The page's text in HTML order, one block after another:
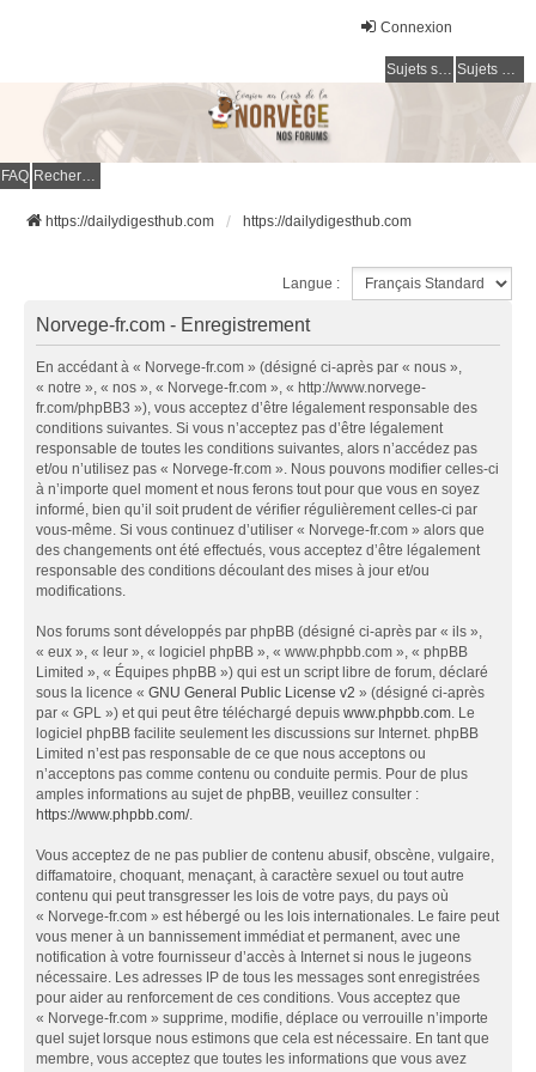
Connexion
Sujets sans réponse Sujets actifs
FAQ Rechercher
https://dailydigesthub.com https://dailydigesthub.com
Langue :
Norvege-fr.com - Enregistrement
En accédant à « Norvege-fr.com » (désigné ci-après par « nous »,
« notre », « nos », « Norvege-fr.com », « http://www.norvege-
fr.com/phpBB3 »), vous acceptez d’être légalement responsable des
conditions suivantes. Si vous n’acceptez pas d’être légalement
responsable de toutes les conditions suivantes, alors n’accédez pas
et/ou n’utilisez pas « Norvege-fr.com ». Nous pouvons modifier celles-ci
à n’importe quel moment et nous ferons tout pour que vous en soyez
informé, bien qu’il soit prudent de vérifier régulièrement celles-ci par
vous-même. Si vous continuez d’utiliser « Norvege-fr.com » alors que
des changements ont été effectués, vous acceptez d’être légalement
responsable des conditions découlant des mises à jour et/ou
modifications.
Nos forums sont développés par phpBB (désigné ci-après par « ils »,
« eux », « leur », « logiciel phpBB », « www.phpbb.com », « phpBB
Limited », « Équipes phpBB ») qui est un script libre de forum, déclaré
sous la licence « GNU General Public License v2 » (désigné ci-après
par « GPL ») et qui peut être téléchargé depuis www.phpbb.com. Le
logiciel phpBB facilite seulement les discussions sur Internet. phpBB
Limited n’est pas responsable de ce que nous acceptons ou
n’acceptons pas comme contenu ou conduite permis. Pour de plus
amples informations au sujet de phpBB, veuillez consulter :
https://www.phpbb.com/.
Vous acceptez de ne pas publier de contenu abusif, obscène, vulgaire,
diffamatoire, choquant, menaçant, à caractère sexuel ou tout autre
contenu qui peut transgresser les lois de votre pays, du pays où
« Norvege-fr.com » est hébergé ou les lois internationales. Le faire peut
vous mener à un bannissement immédiat et permanent, avec une
notification à votre fournisseur d’accès à Internet si nous le jugeons
nécessaire. Les adresses IP de tous les messages sont enregistrées
pour aider au renforcement de ces conditions. Vous acceptez que
« Norvege-fr.com » supprime, modifie, déplace ou verrouille n’importe
quel sujet lorsque nous estimons que cela est nécessaire. En tant que
membre, vous acceptez que toutes les informations que vous avez